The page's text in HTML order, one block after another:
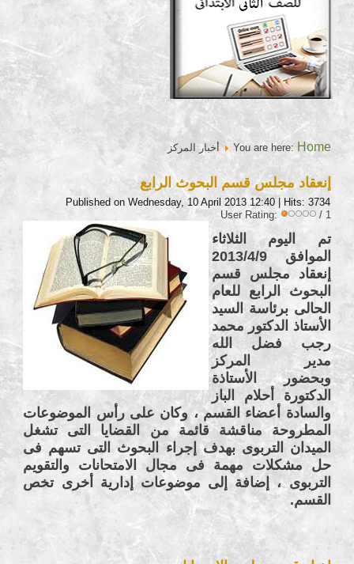
You are here: Home أخبار المركز
إنعقاد مجلس قسم البحوث الرابع
Published on Wednesday, 10 April 2013 12:40| Hits: 3734
User Rating:
/ 1
تم اليوم الثلاثاء
الموافق 2013/4/9
إنعقاد مجلس قسم
البحوث الرابع للعام
الحالى برئاسة السيد
الأستاذ الدكتور محمد
رجب فضل الله
مدير المركز
وبحضور الأستاذة
الدكتورة أحلام الباز
والسادة أعضاء القسم ، وكان على رأس الموضوعات
المطروحة مناقشة قائمة من القضايا التى تشغل
الميدان التربوى بهدف إجراء البحوث التى تسهم فى
حل مشكلات مهمة فى مجال الامتحانات والتقويم
التربوى ، إضافة إلى موضوعات إدارية أخرى تخص
القسم.